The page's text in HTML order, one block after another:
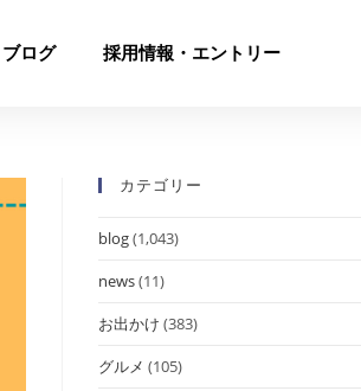
ブログ 採用情報・エントリー
カテゴリー
blog(1,043)
news(11)
お出かけ (383)
グルメ (105)